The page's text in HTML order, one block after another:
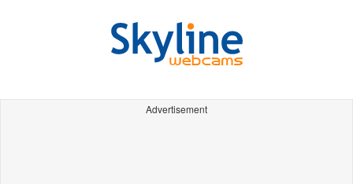
Advertisement